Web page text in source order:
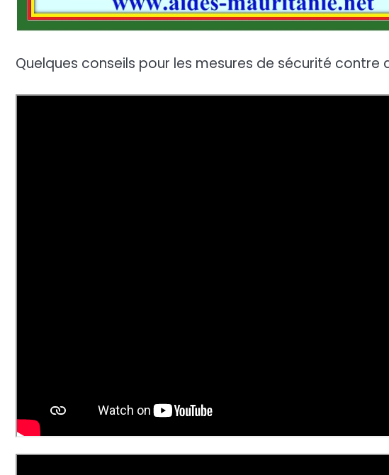
Quelques conseils pour les mesures de sécurité